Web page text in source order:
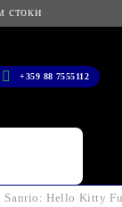
стоки
+359 88 7555112
Sanrio: Hello Kitty